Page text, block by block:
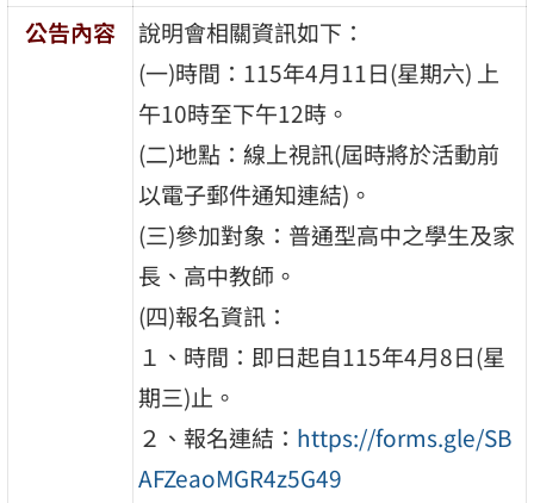
公告內容
說明會相關資訊如下：
(一)時間：115年4月11日(星期六) 上
午10時至下午12時。
(二)地點：線上視訊(屆時將於活動前
以電子郵件通知連結)。
(三)參加對象：普通型高中之學生及家
長、高中教師。
(四)報名資訊：
１、時間：即日起自115年4月8日(星
期三)止。
２、報名連結： https://forms.gle/SB
AFZeaoMGR4z5G49